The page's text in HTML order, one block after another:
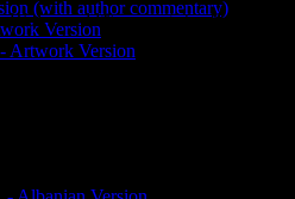
(with author commentary)
Artwork Version
is a registered